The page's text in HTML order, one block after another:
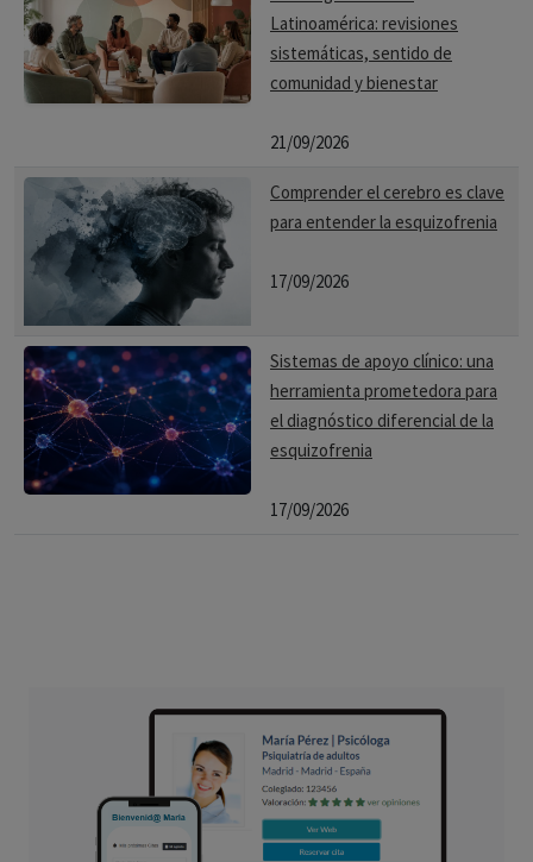
Latinoamérica: revisiones
sistemáticas, sentido de
comunidad y bienestar
21/09/2026
Comprender el cerebro es clave
para entender la esquizofrenia
17/09/2026
Sistemas de apoyo clínico: una
herramienta prometedora para
el diagnóstico diferencial de la
esquizofrenia
17/09/2026